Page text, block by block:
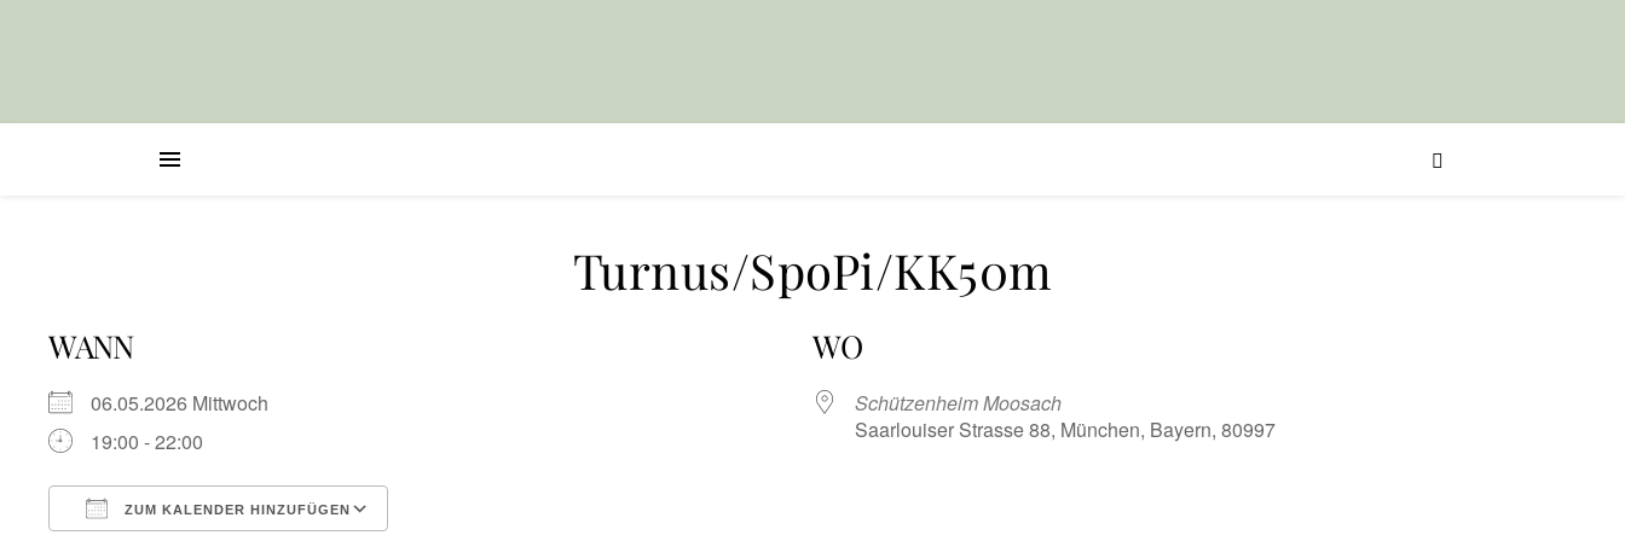
Turnus/SpoPi/KK50m
WANN
06.05.2026 Mittwoch
19:00 - 22:00
ZUM KALENDER HINZUFÜGEN
WO
Schützenheim Moosach
Saarlouiser Strasse 88, München, Bayern, 80997